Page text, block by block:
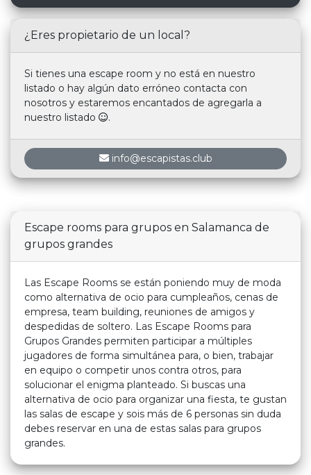
¿Eres propietario de un local?
Si tienes una escape room y no está en nuestro
listado o hay algún dato erróneo contacta con
nosotros y estaremos encantados de agregarla a
nuestro listado
.
info@escapistas.club
Escape rooms para grupos en Salamanca de
grupos grandes
Las Escape Rooms se están poniendo muy de moda
como alternativa de ocio para cumpleaños, cenas de
empresa, team building, reuniones de amigos y
despedidas de soltero. Las Escape Rooms para
Grupos Grandes permiten participar a múltiples
jugadores de forma simultánea para, o bien, trabajar
en equipo o competir unos contra otros, para
solucionar el enigma planteado. Si buscas una
alternativa de ocio para organizar una fiesta, te gustan
las salas de escape y sois más de 6 personas sin duda
debes reservar en una de estas salas para grupos
grandes.